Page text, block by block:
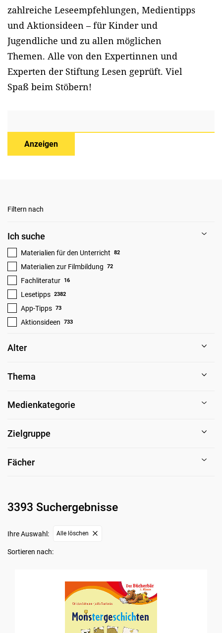
zahlreiche Leseempfehlungen, Medientipps
und Aktionsideen – für Kinder und
Jugendliche und zu allen möglichen
Themen. Alle von den Expertinnen und
Experten der Stiftung Lesen geprüft. Viel
Spaß beim Stöbern!
Anzeigen
Filtern nach
Ich suche
Lesetipps 2382
App-Tipps 73
Aktionsideen 733
Materialien für den Unterricht 82
Materialien zur Filmbildung 72
Fachliteratur 16
Alter
Thema
Medienkategorie
Zielgruppe
Fächer
3393 Suchergebnisse
Ihre Auswahl: Alle löschen
Sortieren nach: